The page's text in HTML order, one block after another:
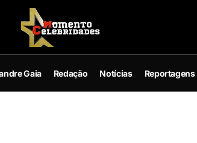
Gaia Redação Notícias Reportagens